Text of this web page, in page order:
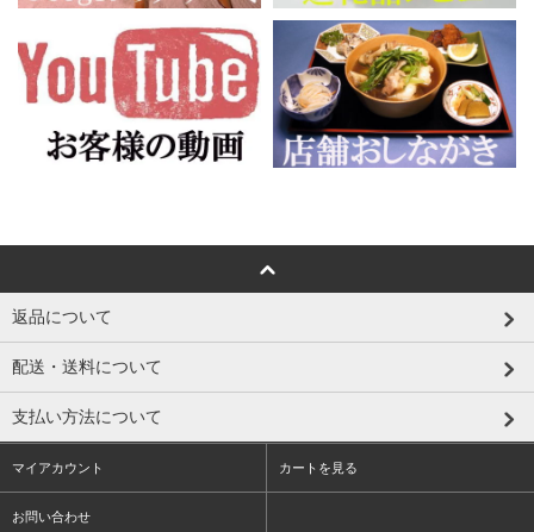
返品について
配送・送料について
支払い方法について
マイアカウント カートを見る
お問い合わせ